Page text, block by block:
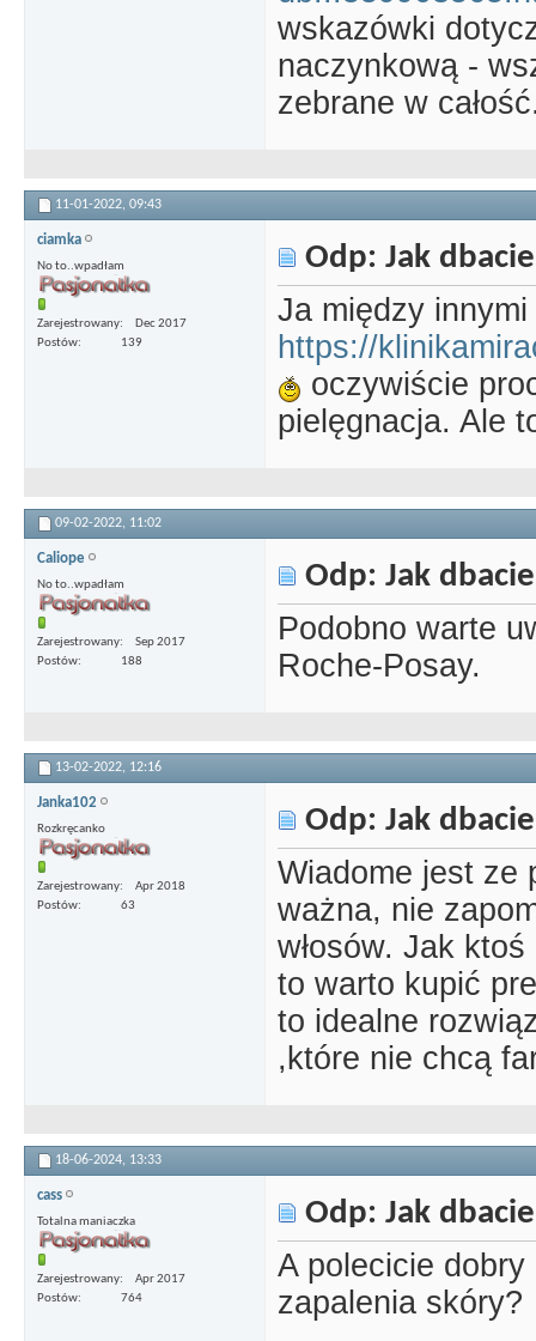
wskazówki
naczynkową -
zebrane w
11-01-2022, 09:43
ciamka
No to..wpadłam
Zarejestrowany
Dec 2017
Postów
139
Odp: Jak
Ja między
https://
oczywiście
pielęgnacja. Ale
09-02-2022, 11:02
Caliope
No to..wpadłam
Zarejestrowany
Sep 2017
Postów
188
Odp: Jak
Podobno warte
Roche-Posay.
13-02-2022, 12:16
Janka102
Rozkręcanko
Zarejestrowany
Apr 2018
Postów
63
Odp: Jak
Wiadome jest ze
ważna, nie
włosów. Jak
to warto kupić
to idealne
,które nie chcą
18-06-2024, 13:33
cass
Totalna maniaczka
Zarejestrowany
Apr 2017
Postów
764
Odp: Jak
A polecicie
zapalenia skóry?